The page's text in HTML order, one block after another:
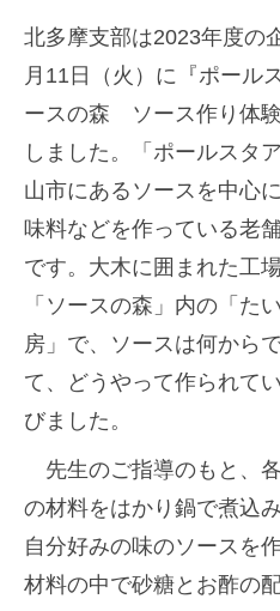
１
２
０
周
年
を
し
た
v
s
e
r
北多摩支部は2023年度の
月11日（火）に『ポー
ースの森 ソース作り体
しました。「ポールスタ
山市にあるソースを中心
味料などを作っている老
です。大木に囲まれた工
「ソースの森」内の「た
房」で、ソースは何から
て、どうやって作られて
びました。
先生のご指導のもと、
の材料をはかり鍋で煮込み
自分好みの味のソースを作
材料の中で砂糖とお酢の